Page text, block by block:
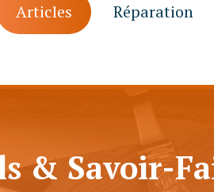
Articles Réparation
& Savoir-